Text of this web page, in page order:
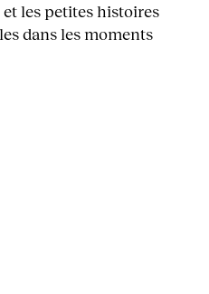
les petites histoires
dans les moments